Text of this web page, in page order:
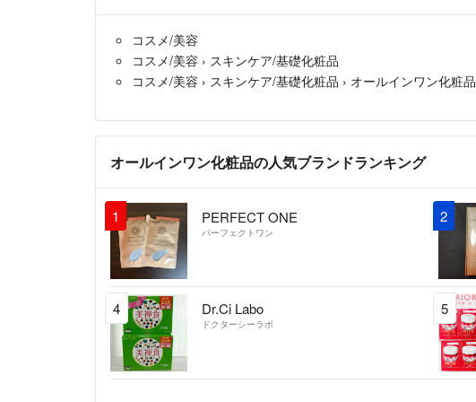
コスメ/美容
コスメ/美容 › スキンケア/基礎化粧品
コスメ/美容 › スキンケア/基礎化粧品 › オールインワン化粧品
オールインワン化粧品の人気ブランドランキング
1 PERFECT ONE
パーフェクトワン
2
4 Dr.Ci Labo
ドクターシーラボ
5